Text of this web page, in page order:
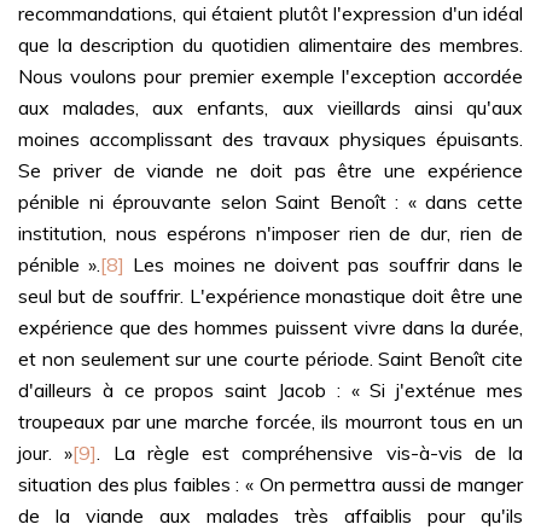
recommandations, qui étaient plutôt l'expression d'un idéal
que la description du quotidien alimentaire des membres.
Nous voulons pour premier exemple l'exception accordée
aux malades, aux enfants, aux vieillards ainsi qu'aux
moines accomplissant des travaux physiques épuisants.
Se priver de viande ne doit pas être une expérience
pénible ni éprouvante selon Saint Benoît : « dans cette
institution, nous espérons n'imposer rien de dur, rien de
pénible ».[8] Les moines ne doivent pas souffrir dans le
seul but de souffrir. L'expérience monastique doit être une
expérience que des hommes puissent vivre dans la durée,
et non seulement sur une courte période. Saint Benoît cite
d'ailleurs à ce propos saint Jacob : « Si j'exténue mes
troupeaux par une marche forcée, ils mourront tous en un
jour. »[9]. La règle est compréhensive vis-à-vis de la
situation des plus faibles : « On permettra aussi de manger
de la viande aux malades très affaiblis pour qu'ils